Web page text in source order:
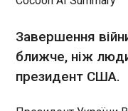
17:46:20
Термін
Касим-Жомарта
повідомила пресслужба Конституційного суду
Завершення
ближче, ніж
президент США.